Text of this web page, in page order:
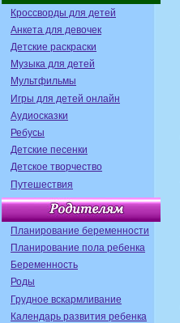
Кроссворды для детей
Анкета для девочек
Детские раскраски
Музыка для детей
Мультфильмы
Игры для детей онлайн
Аудиосказки
Ребусы
Детские песенки
Детское творчество
Путешествия
Планирование беременности
Планирование пола ребенка
Беременность
Роды
Грудное вскармливание
Календарь развития ребенка